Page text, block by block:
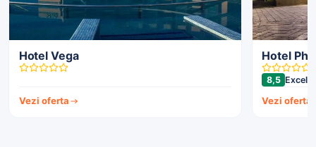
Hotel Vega
Vezi oferta
Hotel
8,5
Vezi oferta